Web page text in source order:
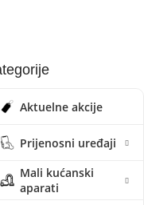
Aktuelne akcije
Prijenosni uređaji
Mali kućanski
aparati